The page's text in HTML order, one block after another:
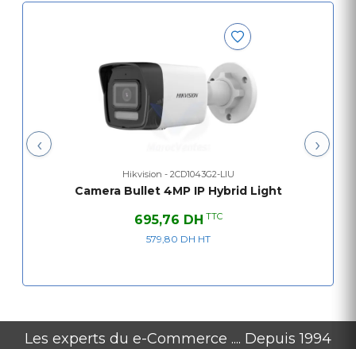
Contenu de la Boite
Caméra Bullet 4MP IP Hybrid Light
‹ ›
Hikvision - 2CD1043G2-LIU
Camera Bullet 4MP IP Hybrid Light
695,76 DH TTC
579,80 DH HT
Les experts du e-Commerce .... Depuis 1994